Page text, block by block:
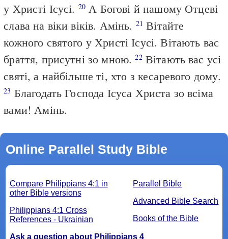
у Христі Ісусі. 20 А Богові й нашому Отцеві
слава на віки віків. Амінь. 21 Вітайте
кожного святого у Христі Ісусі. Вітають вас
браття, присутні зо мною.22Вітають вас усі
святі, а найбільше ті, хто з кесаревого дому.
23 Благодать Господа Ісуса Христа зо всіма
вами! Амінь.
Online Parallel Study Bible
Parallel Bible
Advanced Bible Search
Books of the Bible
Compare Philippians 4:1 in
other Bible versions
Philippians 4:1 Cross
References - Ukrainian
Ask a question about Philippians 4